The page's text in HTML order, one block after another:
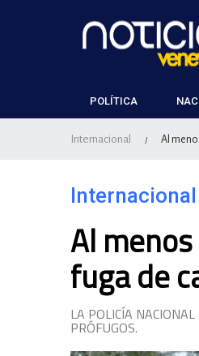
POLÍTICA
Internacional / Al
Internacional
Al
fuga de
LA POLICÍA
PRÓFUGOS.